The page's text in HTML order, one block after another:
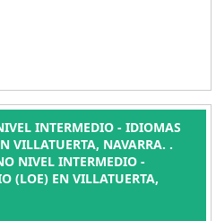
INTERMEDIO - IDIOMAS
VILLATUERTA, NAVARRA. .
NIVEL INTERMEDIO -
(LOE) EN VILLATUERTA,